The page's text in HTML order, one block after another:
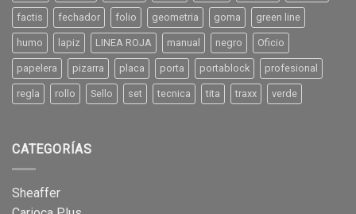
factis fechador folio geometria goma green line
humo lapiz LINEA ROJA manual negro Oficio
papelera pizarra placa porta portablock profesional
regla rollo Sello set tecnica tita traxx verde
CATEGORÍAS
Sheaffer